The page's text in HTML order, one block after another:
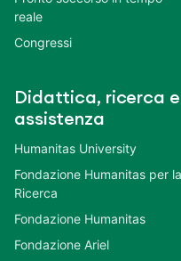
reale
Congressi
Didattica, ricerca e
assistenza
Humanitas University
Fondazione Humanitas per la
Ricerca
Fondazione Humanitas
Fondazione Ariel